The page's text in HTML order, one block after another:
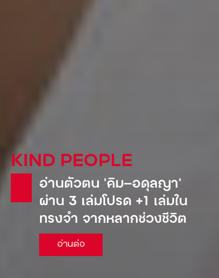
KIND PEOPLE
อ่านตัวตน ‘คิม—อดุลญา’
ผ่าน 3 เล่มโปรด +1 เล่มใน
ทรงจำ จากหลากช่วงชีวิต
อ่านต่อ